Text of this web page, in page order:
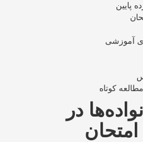
پایین
آموزشی
کوتاه
در